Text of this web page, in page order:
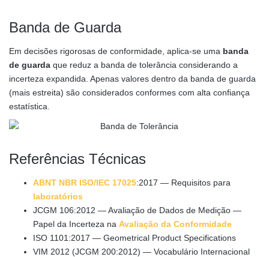
Banda de Guarda
Em decisões rigorosas de conformidade, aplica-se uma banda
de guarda que reduz a banda de tolerância considerando a
incerteza expandida. Apenas valores dentro da banda de guarda
(mais estreita) são considerados conformes com alta confiança
estatística.
Referências Técnicas
ABNT NBR ISO/IEC 17025:2017 — Requisitos para
laboratórios
JCGM 106:2012 — Avaliação de Dados de Medição —
Papel da Incerteza na Avaliação da Conformidade
ISO 1101:2017 — Geometrical Product Specifications
VIM 2012 (JCGM 200:2012) — Vocabulário Internacional